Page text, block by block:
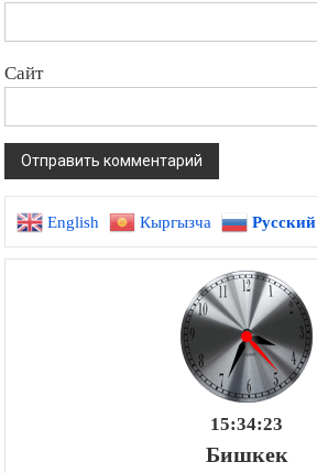
Сайт
English Кыргызча Русский
15:34:24
Бишкек